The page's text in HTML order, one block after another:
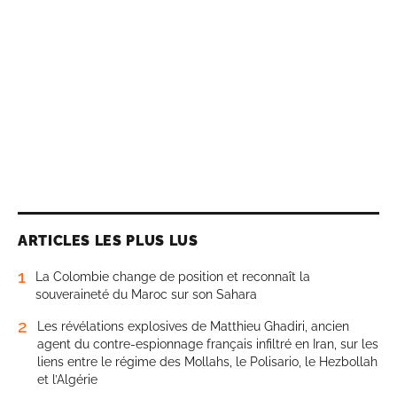
ARTICLES LES PLUS LUS
1
La Colombie change de position et reconnaît la
souveraineté du Maroc sur son Sahara
2
Les révélations explosives de Matthieu Ghadiri, ancien
agent du contre-espionnage français infiltré en Iran, sur les
liens entre le régime des Mollahs, le Polisario, le Hezbollah
et l’Algérie